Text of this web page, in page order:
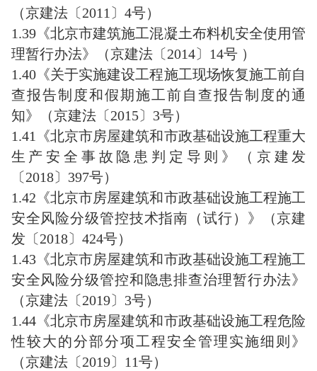
（京建法〔2011〕4号）
1.39《北京市建筑施工混凝土布料机安全使用管
理暂行办法》（京建法〔2014〕14号 ）
1.40《关于实施建设工程施工现场恢复施工前自
查报告制度和假期施工前自查报告制度的通
知》（京建法〔2015〕3号）
1.41《北京市房屋建筑和市政基础设施工程重大
生产安全事故隐患判定导则》（京建发
〔2018〕397号）
1.42《北京市房屋建筑和市政基础设施工程施工
安全风险分级管控技术指南（试行）》（京建
发〔2018〕424号）
1.43《北京市房屋建筑和市政基础设施工程施工
安全风险分级管控和隐患排查治理暂行办法》
（京建法〔2019〕3号）
1.44《北京市房屋建筑和市政基础设施工程危险
性较大的分部分项工程安全管理实施细则》
（京建法〔2019〕11号）